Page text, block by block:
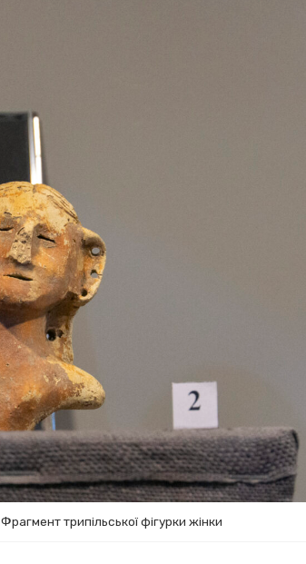
Фрагмент трипільської фігурки жінки